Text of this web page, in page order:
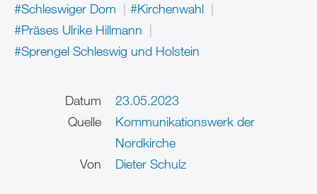
#Schleswiger Dom
#Kirchenwahl
#Präses Ulrike Hillmann
#Sprengel Schleswig und Holstein
Datum
23.05.2023
Quelle
Kommunikationswerk der
Nordkirche
Von
Dieter Schulz